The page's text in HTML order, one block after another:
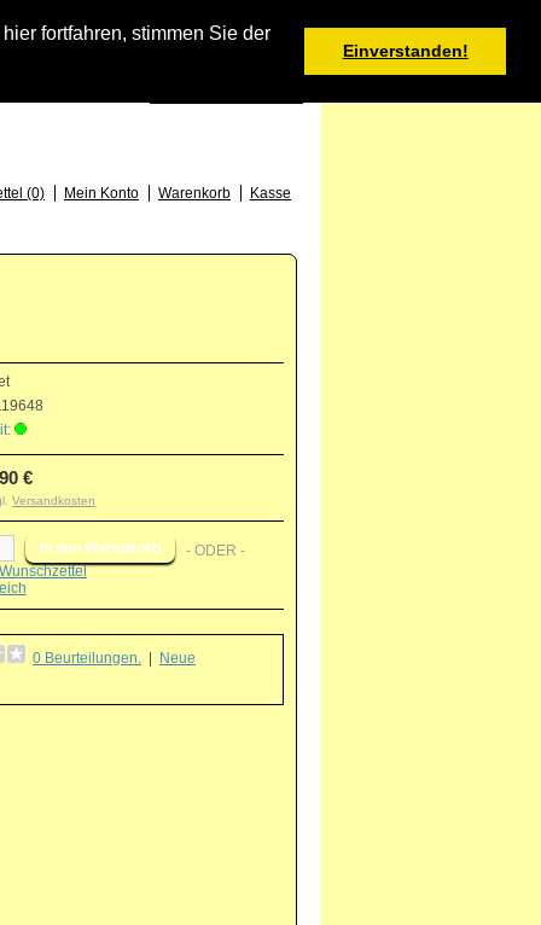
fortfahren, stimmen Sie der
Einverstanden!
Warenkorb
(0) Mein Konto Warenkorb Kasse
€
Versandkosten
- ODER -
0 Beurteilungen.
Neue